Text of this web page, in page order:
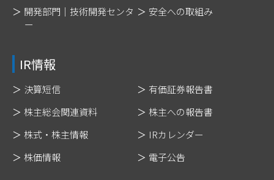
開発部門｜技術開発センタ
ー
安全への取組み
IR情報
決算短信
有価証券報告書
株主総会関連資料
株主への報告書
株式・株主情報
IRカレンダー
株価情報
電子公告